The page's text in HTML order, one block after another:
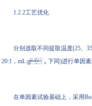
1.2.2工艺优化
分别选取不同提取温度(25、35、
20:1，mL:g，下同)进行单因素试
在单因素试验基础上，采用